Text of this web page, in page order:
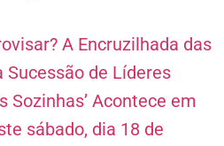
A Encruzilhada das
Sucessão de Líderes
Sozinhas’ Acontece em
sábado, dia 18 de